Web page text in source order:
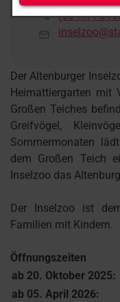
(03447)
Der Altenburger
Heimattiergarten mit
Großen Teiches
Greifvögel,
Sommermonaten
dem Großen Teich
Inselzoo das
Der Inselzoo ist
Familien mit Kindern.
Öffnungszeiten
ab 20. Oktober 2025:
ab 05. April 2026: